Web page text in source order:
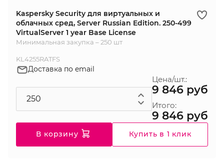
Kaspersky Security для виртуальных и
облачных сред, Server Russian Edition. 250-499
VirtualServer 1 year Base License
Минимальная закупка – 250 шт
KL4255RATFS
Доставка по email
Цена/шт.:
9 846 руб
Итого:
9 846 руб
В корзину Купить в 1 клик